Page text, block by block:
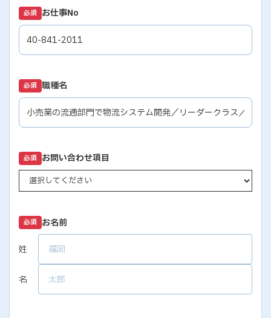
必須 お仕事No
必須 職種名
必須 お問い合わせ項目
必須 お名前
姓
名